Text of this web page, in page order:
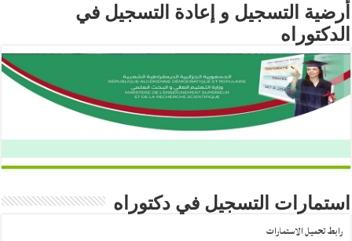
أرضية التسجيل و إعادة التسجيل في
الدكتوراه
استمارات التسجيل في دكتوراه
رابط تحميل الاستمارات